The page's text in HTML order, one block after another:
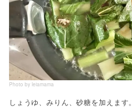
Photo by leiamama
しょうゆ、みりん、砂糖を加えます。